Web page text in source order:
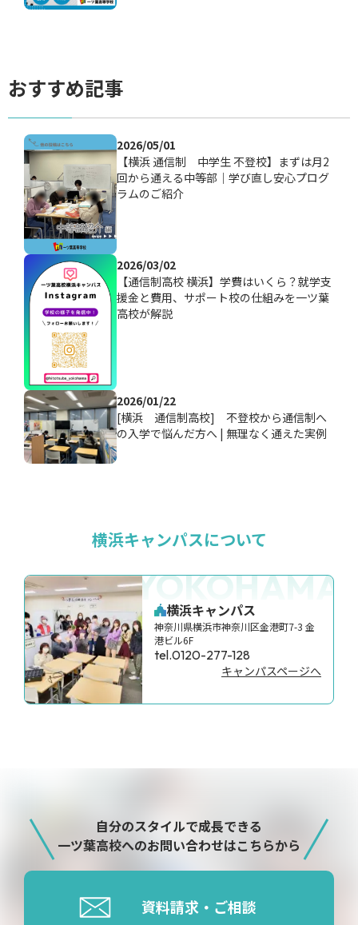
おすすめ記事
2026/05/01
【横浜 通信制 中学生 不登校】まずは月2
回から通える中等部｜学び直し安心プログ
ラムのご紹介
2026/03/02
【通信制高校 横浜】学費はいくら？就学支
援金と費用、サポート校の仕組みを一ツ葉
高校が解説
2026/01/22
[横浜 通信制高校] 不登校から通信制へ
の入学で悩んだ方へ | 無理なく通えた実例
横浜キャンパスについて
YOKOHAMA
横浜キャンパス
神奈川県横浜市神奈川区金港町7-3 金
港ビル6F
tel.0120-277-128
キャンパスページへ
自分のスタイルで成長できる
一ツ葉高校へのお問い合わせはこちらから
資料請求・ご相談